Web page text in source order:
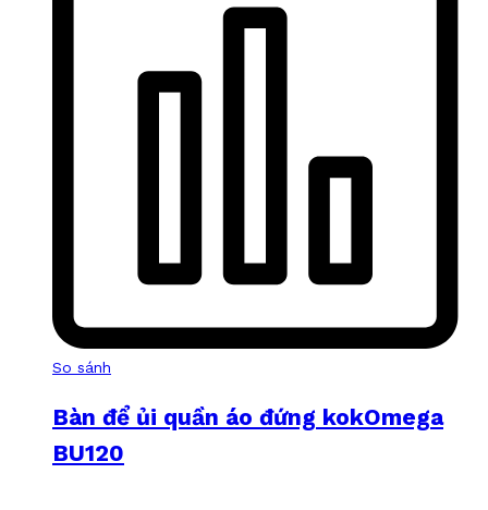
So sánh
Bàn để ủi quần áo đứng kokOmega
BU120